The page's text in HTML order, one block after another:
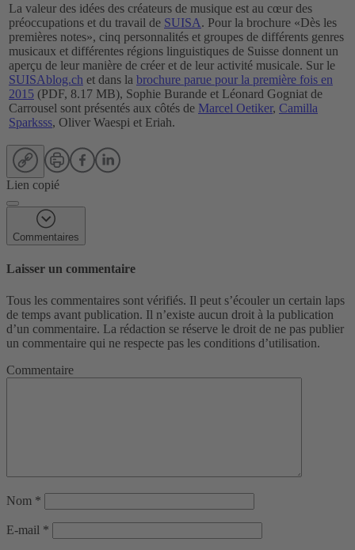
La valeur des idées des créateurs de musique est au cœur des
préoccupations et du travail de SUISA. Pour la brochure «Dès les
premières notes», cinq personnalités et groupes de différents genres
musicaux et différentes régions linguistiques de Suisse donnent un
aperçu de leur manière de créer et de leur activité musicale. Sur le
SUISAblog.ch et dans la brochure parue pour la première fois en
2015 (PDF, 8.17 MB), Sophie Burande et Léonard Gogniat de
Carrousel sont présentés aux côtés de Marcel Oetiker, Camilla
Sparksss, Oliver Waespi et Eriah.
Lien copié
Commentaires
Laisser un commentaire
Tous les commentaires sont vérifiés. Il peut s’écouler un certain laps
de temps avant publication. Il n’existe aucun droit à la publication
d’un commentaire. La rédaction se réserve le droit de ne pas publier
un commentaire qui ne respecte pas les conditions d’utilisation.
Commentaire
Nom *
E-mail *